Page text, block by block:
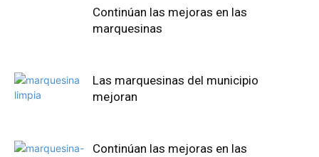
Continúan las mejoras en las
marquesinas
Las marquesinas del municipio
mejoran
Continúan las mejoras en las